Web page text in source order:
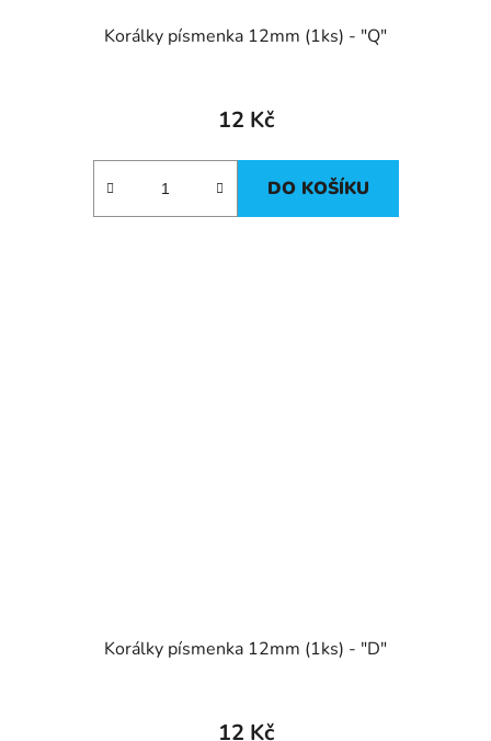
Korálky písmenka 12mm (1ks) - "Q"
12 Kč
DO KOŠÍKU
Korálky písmenka 12mm (1ks) - "D"
12 Kč